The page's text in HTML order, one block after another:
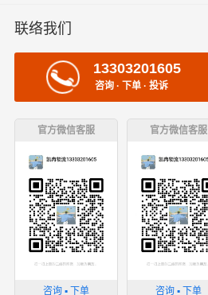
联络我们
13303201605
咨询 · 下单 · 投诉
官方微信客服
咨询 ▪ 下单
官方微信客服
咨询 ▪ 下单